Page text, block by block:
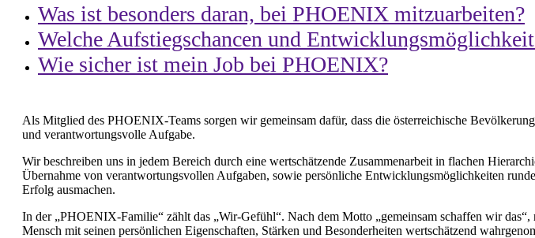
Was ist besonders daran, bei PHOENIX mitzuarbeiten?
Welche Aufstiegschancen und
Wie sicher ist mein Job bei PHOENIX?
Als Mitglied des PHOENIX-Teams sorgen wir gemeinsam dafür, dass die österreichische
und verantwortungsvolle Aufgabe.
Wir beschreiben uns in jedem Bereich durch eine wertschätzende Zusammenarbeit in flachen
Übernahme von verantwortungsvollen Aufgaben, sowie persönliche Entwicklungsmöglichkeiten
Erfolg ausmachen.
In der „PHOENIX-Familie“ zählt das „Wir-Gefühl“. Nach dem Motto „gemeinsam schaffen wir
Mensch mit seinen persönlichen Eigenschaften, Stärken und Besonderheiten wertschätzend